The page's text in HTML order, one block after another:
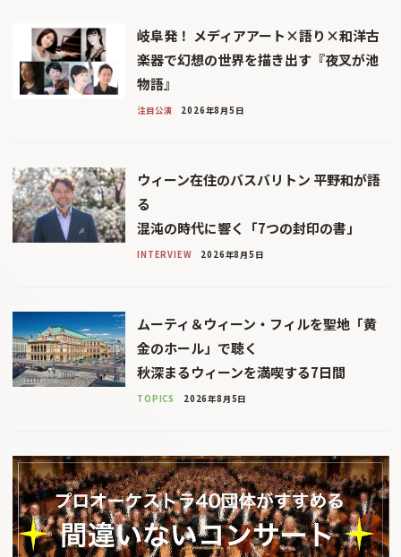
岐阜発！ メディアアート×語り×和洋古
楽器で幻想の世界を描き出す『夜叉が池
物語』
注目公演 2026年8月5日
ウィーン在住のバスバリトン 平野和が語
る
混沌の時代に響く「7つの封印の書」
INTERVIEW 2026年8月5日
ムーティ＆ウィーン・フィルを聖地「黄
金のホール」で聴く
秋深まるウィーンを満喫する7日間
TOPICS 2026年8月5日